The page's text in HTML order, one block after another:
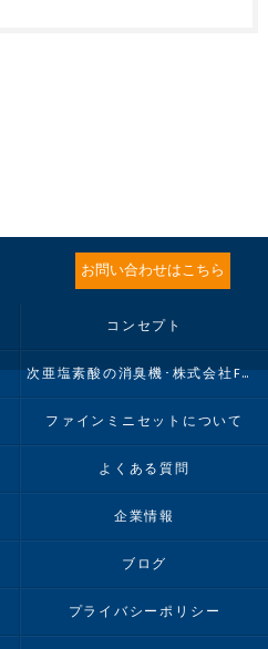
お問い合わせはこちら
コンセプト
次亜塩素酸の消臭機･株式会社FMIの評判
ファインミニセットについて
よくある質問
企業情報
ブログ
プライバシーポリシー